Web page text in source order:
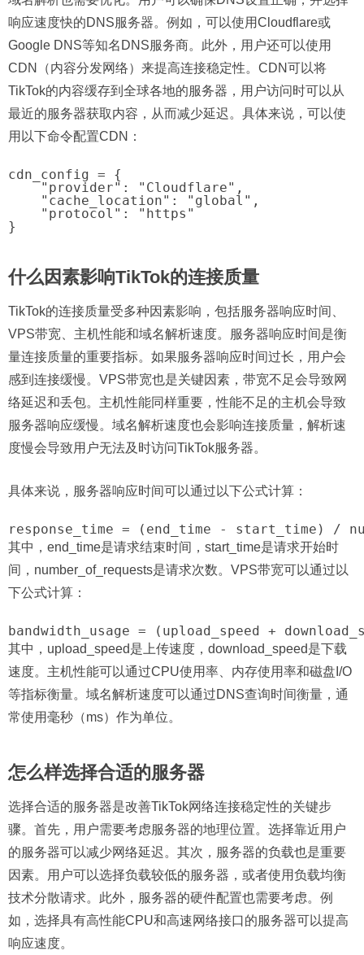
响应速度快的DNS服务器。例如，可以使用Cloudflare或
Google DNS等知名DNS服务商。此外，用户还可以使用
CDN（内容分发网络）来提高连接稳定性。CDN可以将
TikTok的内容缓存到全球各地的服务器，用户访问时可以从
最近的服务器获取内容，从而减少延迟。具体来说，可以使
用以下命令配置CDN：
cdn_config = {
    "provider": "Cloudflare",
    "cache_location": "global",
    "protocol": "https"
什么因素影响TikTok的连接质量
TikTok的连接质量受多种因素影响，包括服务器响应时间、
VPS带宽、主机性能和域名解析速度。服务器响应时间是衡
量连接质量的重要指标。如果服务器响应时间过长，用户会
感到连接缓慢。VPS带宽也是关键因素，带宽不足会导致网
络延迟和丢包。主机性能同样重要，性能不足的主机会导致
服务器响应缓慢。域名解析速度也会影响连接质量，解析速
度慢会导致用户无法及时访问TikTok服务器。
具体来说，服务器响应时间可以通过以下公式计算：
其中，end_time是请求结束时间，start_time是请求开始时
间，number_of_requests是请求次数。VPS带宽可以通过以
下公式计算：
其中，upload_speed是上传速度，download_speed是下载
速度。主机性能可以通过CPU使用率、内存使用率和磁盘I/O
等指标衡量。域名解析速度可以通过DNS查询时间衡量，通
常使用毫秒（ms）作为单位。
怎么样选择合适的服务器
选择合适的服务器是改善TikTok网络连接稳定性的关键步
骤。首先，用户需要考虑服务器的地理位置。选择靠近用户
的服务器可以减少网络延迟。其次，服务器的负载也是重要
因素。用户可以选择负载较低的服务器，或者使用负载均衡
技术分散请求。此外，服务器的硬件配置也需要考虑。例
如，选择具有高性能CPU和高速网络接口的服务器可以提高
响应速度。